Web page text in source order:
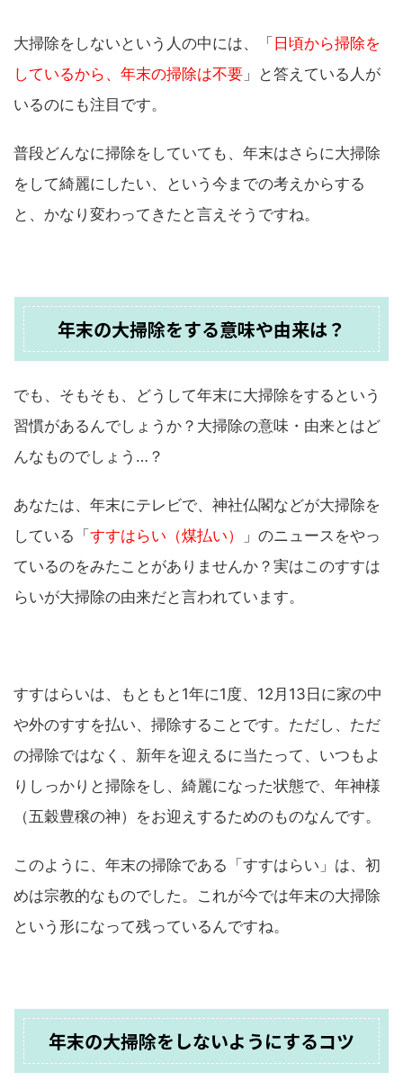
大掃除をしないという人の中には、「日頃から掃除を
しているから、年末の掃除は不要 」と答えている人が
いるのにも注目です。
普段どんなに掃除をしていても、年末はさらに大掃除
をして綺麗にしたい、という今までの考えからする
と、かなり変わってきたと言えそうですね。
年末の大掃除をする意味や由来は？
でも、そもそも、どうして年末に大掃除をするという
習慣があるんでしょうか？大掃除の意味・由来とはど
んなものでしょう…？
あなたは、年末にテレビで、神社仏閣などが大掃除を
している「すすはらい（煤払い）
」のニュースをやっ
ているのをみたことがありませんか？実はこのすすは
らいが大掃除の由来だと言われています。
すすはらいは、もともと1年に1度、12月13日に家の中
や外のすすを払い、掃除することです。ただし、ただ
の掃除ではなく、新年を迎えるに当たって、いつもよ
りしっかりと掃除をし、綺麗になった状態で、年神様
（五穀豊穣の神）をお迎えするためのものなんです。
このように、年末の掃除である「すすはらい」は、初
めは宗教的なものでした。これが今では年末の大掃除
という形になって残っているんですね。
年末の大掃除をしないようにするコツ